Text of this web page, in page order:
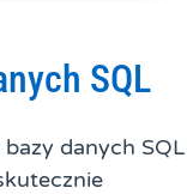
SQL
danych SQL